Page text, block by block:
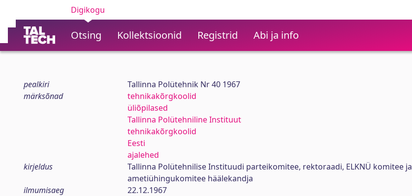
Digikogu
Otsing Kollektsioonid Registrid Abi ja info
pealkiri
Tallinna Polütehnik Nr 40 1967
märksõnad
tehnikakõrgkoolid
üliõpilased
Tallinna Polütehniline Instituut
tehnikakõrgkoolid
Eesti
ajalehed
kirjeldus
Tallinna Polütehnilise Instituudi parteikomitee, rektoraadi, ELKNÜ komitee ja
ametiühingukomitee häälekandja
ilmumisaeg
22.12.1967